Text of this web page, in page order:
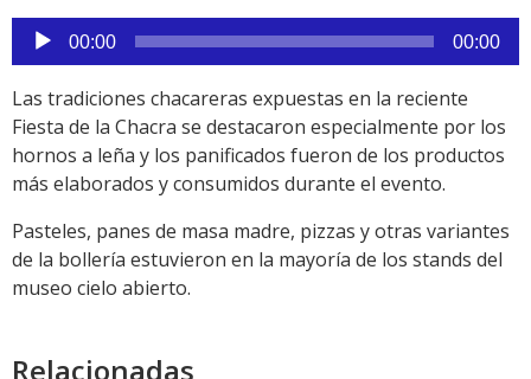
Reproductor
de
audio
00:00 00:00
Las tradiciones chacareras expuestas en la reciente
Fiesta de la Chacra se destacaron especialmente por los
hornos a leña y los panificados fueron de los productos
más elaborados y consumidos durante el evento.
Pasteles, panes de masa madre, pizzas y otras variantes
de la bollería estuvieron en la mayoría de los stands del
museo cielo abierto.
Relacionadas